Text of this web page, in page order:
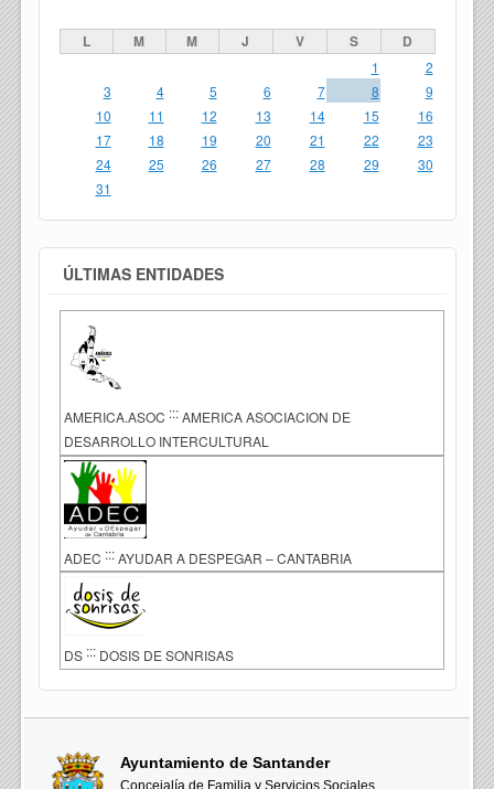
L M M J V S D
1
2
3
4 5 6 7 8
9
10
11 12 13 14 15
16
17
18 19 20 21 22
23
24
25 26 27 28 29
30
31
ÚLTIMAS ENTIDADES
AMERICA.ASOC ::: AMERICA ASOCIACION DE
DESARROLLO INTERCULTURAL
ADEC ::: AYUDAR A DESPEGAR – CANTABRIA
DS ::: DOSIS DE SONRISAS
Ayuntamiento de Santander
Concejalía de Familia y Servicios Sociales